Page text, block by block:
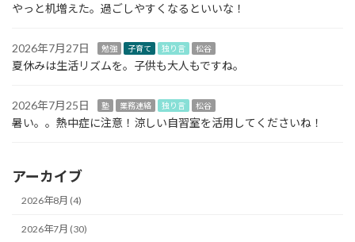
やっと机増えた。過ごしやすくなるといいな！
2026年7月27日 勉強 子育て 独り言 松谷
夏休みは生活リズムを。子供も大人もですね。
2026年7月25日 塾 業務連絡 独り言 松谷
暑い。。熱中症に注意！涼しい自習室を活用してくださいね！
アーカイブ
2026年8月 (4)
2026年7月 (30)